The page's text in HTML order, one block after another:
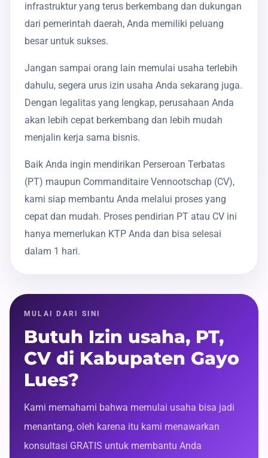
infrastruktur yang terus berkembang dan dukungan
dari pemerintah daerah, Anda memiliki peluang
besar untuk sukses.
Jangan sampai orang lain memulai usaha terlebih
dahulu, segera urus izin usaha Anda sekarang juga.
Dengan legalitas yang lengkap, perusahaan Anda
akan lebih cepat berkembang dan lebih mudah
menjalin kerja sama bisnis.
Baik Anda ingin mendirikan Perseroan Terbatas
(PT) maupun Commanditaire Vennootschap (CV),
kami siap membantu Anda melalui proses yang
cepat dan mudah. Proses pendirian PT atau CV ini
hanya memerlukan KTP Anda dan bisa selesai
dalam 1 hari.
MULAI DARI SINI
Butuh Izin usaha, PT,
CV di Kabupaten Gayo
Lues?
Kami memahami bahwa memulai usaha bisa jadi
menantang, oleh karena itu kami menawarkan
konsultasi GRATIS untuk membantu Anda